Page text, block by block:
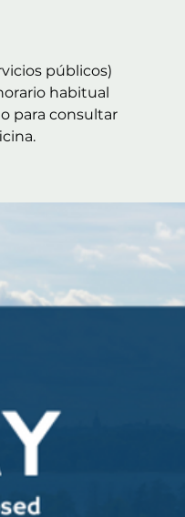
públicos)
habitual
para consultar